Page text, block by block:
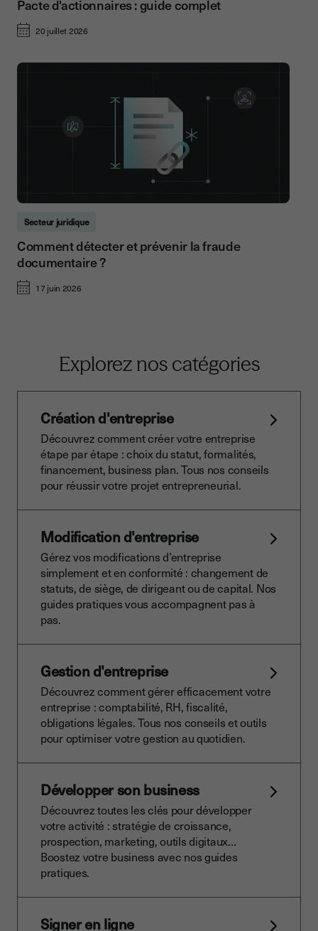
Pacte d'actionnaires : guide complet
20 juillet 2026
Secteur juridique
Comment détecter et prévenir la fraude
documentaire ?
17 juin 2026
Explorez nos catégories
Création d'entreprise
Découvrez comment créer votre entreprise
étape par étape : choix du statut, formalités,
financement, business plan. Tous nos conseils
pour réussir votre projet entrepreneurial.
Modification d'entreprise
Gérez vos modifications d’entreprise
simplement et en conformité : changement de
statuts, de siège, de dirigeant ou de capital. Nos
guides pratiques vous accompagnent pas à
pas.
Gestion d'entreprise
Découvrez comment gérer efficacement votre
entreprise : comptabilité, RH, fiscalité,
obligations légales. Tous nos conseils et outils
pour optimiser votre gestion au quotidien.
Développer son business
Découvrez toutes les clés pour développer
votre activité : stratégie de croissance,
prospection, marketing, outils digitaux…
Boostez votre business avec nos guides
pratiques.
Signer en ligne